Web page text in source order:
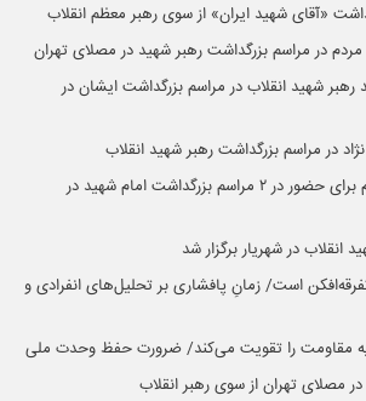
«آقای شهید ایران» از سوی رهبر معظم انقلاب
در مراسم بزرگداشت رهبر شهید در مصلای تهران
شهید انقلاب در مراسم بزرگداشت ایشان در
در مراسم بزرگداشت رهبر شهید انقلاب
دعوت استاندار از مردم برای حضور در ۲ مراسم بزرگداشت امام شهید در
انقلاب در شهریار برگزار شد
است/ زمانِ پافشاری بر تحلیل‌های انفرادی و
مقاومت را تقویت می‌کند/ ضرورت حفظ وحدت ملی
مصلای تهران از سوی رهبر انقلاب